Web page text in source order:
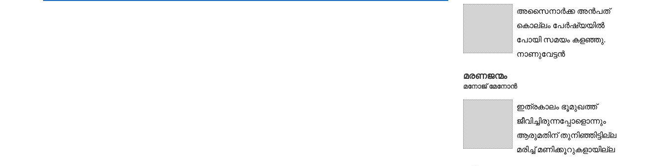
അസൈനാർക്ക അൻപത്
കൊല്ലം പേർഷ്യയിൽ
പോയി സമയം കളഞ്ഞു.
നാണുവേട്ടൻ
മരണജന്മം
മനോജ് മേനോൻ
ഇത്രകാലം ഭൂമുഖത്ത്
ജീവിച്ചിരുന്നപ്പോളൊന്നും
ആരുമതിന് തുനിഞ്ഞിട്ടില്ല
മരിച്ച് മണിക്കൂറുകളായില്ല